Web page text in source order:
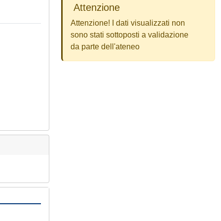
Attenzione
Attenzione! I dati visualizzati non
sono stati sottoposti a validazione
da parte dell'ateneo